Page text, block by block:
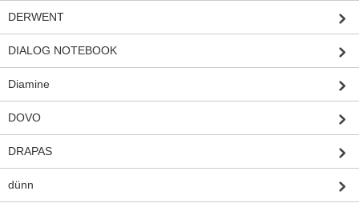
DERWENT
DIALOG NOTEBOOK
Diamine
DOVO
DRAPAS
dünn